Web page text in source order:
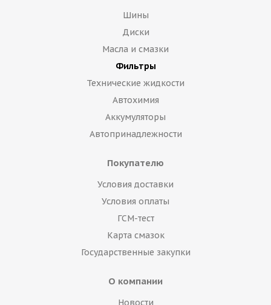
Шины
Диски
Масла и смазки
Фильтры
Технические жидкости
Автохимия
Аккумуляторы
Автопринадлежности
Покупателю
Условия доставки
Условия оплаты
ГСМ-тест
Карта смазок
Государственные закупки
О компании
Новости